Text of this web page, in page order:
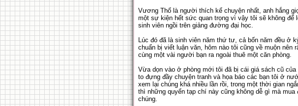
Vương Thổ là người thích kể chuyện nhất, anh hắng
một sự kiện hết sức quan trọng vì vậy tôi sẽ không
sinh viên ngồi trên giảng đường đại học.
Lúc đó đã là sinh viên năm thứ tư, cả bốn năm đều ở
chuẩn bị viết luận văn, hôm nào tôi cũng về muộn
cùng một vài người bạn ra ngoài thuê một căn phòng.
Vừa dọn vào ở phòng mới tôi đã bị cái giá sách cũ
to đựng đầy chuyện tranh và họa báo các bạn tôi ở
xem lại chúng khá nhiều lần rồi, trong một thời gian
thì những quyển tạp chí này cũng không dễ gì mà
chúng.